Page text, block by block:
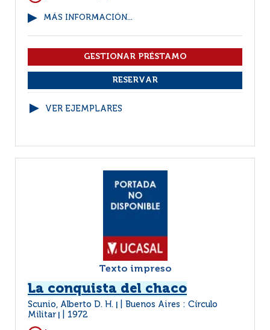
MÁS INFORMACIÓN...
VER EJEMPLARES
Texto impreso
La conquista del chaco
Scunio, Alberto D. H.
Buenos Aires : Círculo
Militar
1972